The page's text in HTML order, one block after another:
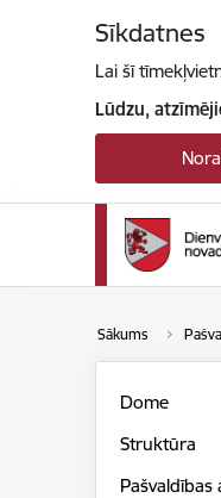
Sīkdatnes
Lai šī
Lūdzu,
Sākums
Dome
Struktūra
Pašvaldības